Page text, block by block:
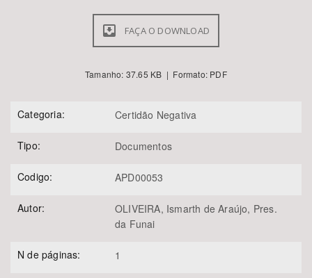
FAÇA O DOWNLOAD
Tamanho: 37.65 KB | Formato: PDF
Categoria: Certidão Negativa
Tipo: Documentos
Codigo: APD00053
Autor:
OLIVEIRA, Ismarth de Araújo, Pres.
da Funai
N de páginas: 1